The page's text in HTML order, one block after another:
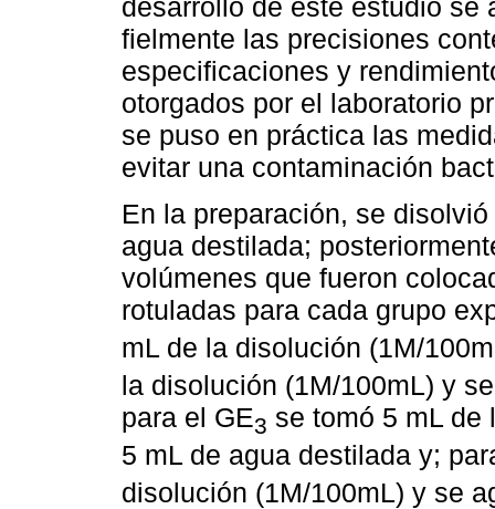
desarrollo de este estudio se
fielmente las precisiones
especificaciones y
otorgados por el laboratorio
se puso en práctica las
evitar una contaminación
En la preparación, se
agua destilada;
volúmenes que fueron
rotuladas para cada grupo
mL de la disolución (1M/
la disolución (1M/100mL) y
para el GE3 se tomó 5 mL de
5 mL de agua destilada y;
disolución (1M/100mL) y se